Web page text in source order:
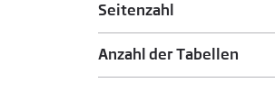
Seitenzahl
Anzahl der Tabellen